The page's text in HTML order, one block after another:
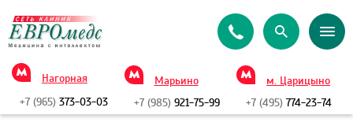
Нагорная
+7 (965) 373-03-03
Марьино
+7 (985)921-75-99
м. Царицыно
+7 (495) 774-23-74